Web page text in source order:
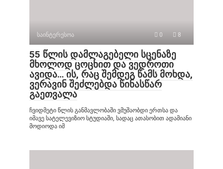
საინტერესოა 0 8
55 წლის დამლაგებელი სცენაზე
მხოლოდ ცოცხით და ვედროთი
ავიდა… ის, რაც შემდეგ წამს მოხდა,
ვერავინ შეძლებდა წინასწარ
გაეთვალა
ჩვიდმეტი წლის განმავლობაში ვმუშაობდი ერთსა და
იმავე სატელევიზიო სტუდიაში, სადაც ათასობით ადამიანი
მოდიოდა იმ